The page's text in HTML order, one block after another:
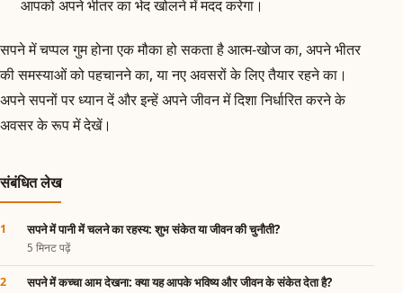
आपको अपने भीतर का भेद खोलने में मदद करेगा।
सपने में चप्पल गुम होना एक मौका हो सकता है आत्म-खोज का, अपने भीतर
की समस्याओं को पहचानने का, या नए अवसरों के लिए तैयार रहने का।
अपने सपनों पर ध्यान दें और इन्हें अपने जीवन में दिशा निर्धारित करने के
अवसर के रूप में देखें।
संबंधित लेख
सपने में पानी में चलने का रहस्य: शुभ संकेत या जीवन की चुनौती?
5 मिनट पढ़ें
सपने में कच्चा आम देखना: क्या यह आपके भविष्य और जीवन के संकेत देता है?